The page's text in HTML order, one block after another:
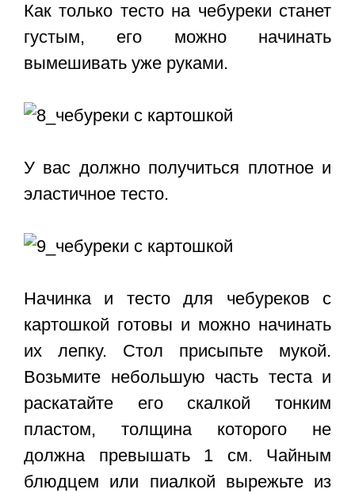
Как только тесто на чебуреки станет
густым, его можно начинать
вымешивать уже руками.
У вас должно получиться плотное и
эластичное тесто.
Начинка и тесто для чебуреков с
картошкой готовы и можно начинать
их лепку. Стол присыпьте мукой.
Возьмите небольшую часть теста и
раскатайте его скалкой тонким
пластом, толщина которого не
должна превышать 1 см. Чайным
блюдцем или пиалкой вырежьте из